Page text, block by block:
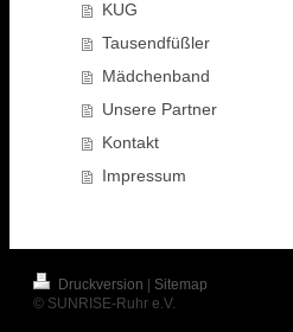
KUG
Tausendfüßler
Mädchenband
Unsere Partner
Kontakt
Impressum
Druckversion
Sitemap
© SUNRISE-Ruhr e.V.